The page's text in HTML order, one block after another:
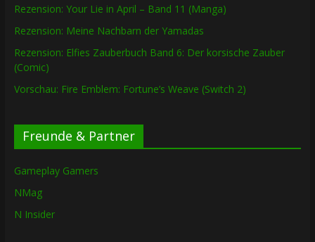
Rezension: Your Lie in April – Band 11 (Manga)
Rezension: Meine Nachbarn der Yamadas
Rezension: Elfies Zauberbuch Band 6: Der korsische Zauber
(Comic)
Vorschau: Fire Emblem: Fortune’s Weave (Switch 2)
Freunde & Partner
Gameplay Gamers
NMag
N Insider